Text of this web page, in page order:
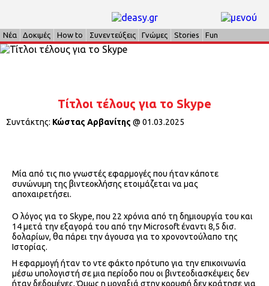
Νέα Δοκιμές How to Συνεντεύξεις Γνώμες Stories Fun
Τίτλοι τέλους για το Skype
Συντάκτης: Κώστας Αρβανίτης @ 01.03.2025
Μία από τις πιο γνωστές εφαρμογές που ήταν κάποτε
συνώνυμη της βιντεοκλήσης ετοιμάζεται να μας
αποχαιρετήσει.
Ο λόγος για το Skype, που 22 χρόνια από τη δημιουργία του και
14 μετά την εξαγορά του από την Microsoft έναντι 8,5 δισ.
δολαρίων, θα πάρει την άγουσα για το χρονοντούλαπο της
Ιστορίας.
Η εφαρμογή ήταν το ντε φάκτο πρότυπο για την επικοινωνία
μέσω υπολογιστή σε μια περίοδο που οι βιντεοδιασκέψεις δεν
ήταν δεδομένες. Όμως η μοναξιά στην κορυφή δεν κράτησε για